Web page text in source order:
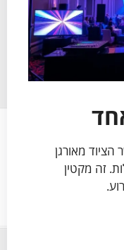
הציוד מאורגן
זה מקטין